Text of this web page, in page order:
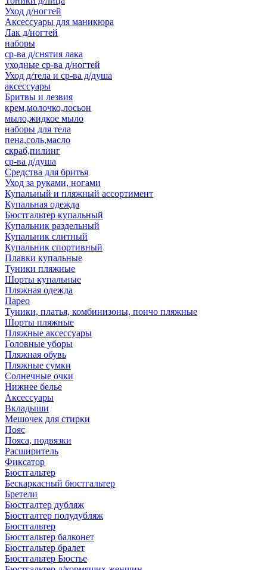
Уход д/ногтей
Аксессуары для маникюра
Лак д/ногтей
наборы
ср-ва д/снятия лака
уходные ср-ва д/ногтей
Уход д/тела и ср-ва д/душа
аксессуары
Бритвы и лезвия
крем,молочко,лосьон
мыло,жидкое мыло
наборы для тела
пена,соль,масло
скраб,пилинг
ср-ва д/душа
Средства для бритья
Уход за руками, ногами
Купальный и пляжный ассортимент
Купальная одежда
Бюстгальтер купальный
Купальник раздельный
Купальник слитный
Купальник спортивный
Плавки купальные
Туники пляжные
Шорты купальные
Пляжная одежда
Парео
Туники, платья, комбинизоны, пончо пляжные
Шорты пляжные
Пляжные аксессуары
Головные уборы
Пляжная обувь
Пляжные сумки
Солнечные очки
Нижнее белье
Аксессуары
Вкладыши
Мешочек для стирки
Пояс
Пояса, подвязки
Расширитель
Фиксатор
Бюстгальтер
Бескаркасный бюстгальтер
Бретели
Бюстгалтер дубляж
Бюстгалтер полудубляж
Бюстгальтер
Бюстгальтер балконет
Бюстгальтер бралет
Бюстгальтер Бюстье